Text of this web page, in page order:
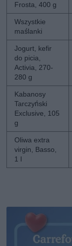
Frosta, 400 g
Wszystkie
maślanki
Jogurt, kefir
do picia,
Activia, 270-
280 g
Kabanosy
Tarczyński
Exclusive, 105
g
Oliwa extra
virgin, Basso,
1 l